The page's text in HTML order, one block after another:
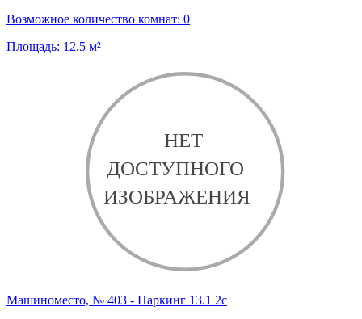
Возможное количество комнат: 0
Площадь: 12.5 м²
Машиноместо, № 403 - Паркинг 13.1 2с